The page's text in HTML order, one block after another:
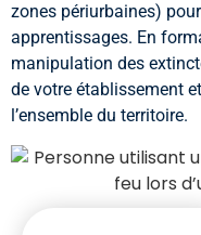
zones périurbaines)
apprentissages. En
manipulation des
de votre établissement
l’ensemble du territoire.